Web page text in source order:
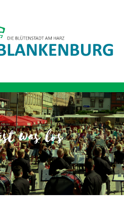
was los